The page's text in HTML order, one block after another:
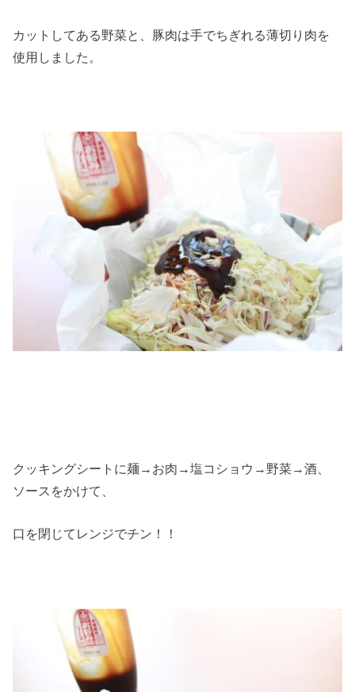
カットしてある野菜と、豚肉は手でちぎれる薄切り肉を
使用しました。
クッキングシートに麺→お肉→塩コショウ→野菜→酒、
ソースをかけて、
口を閉じてレンジでチン！！